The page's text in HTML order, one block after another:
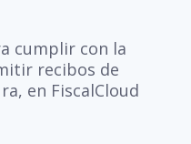
cumplir con la
recibos de
en FiscalCloud